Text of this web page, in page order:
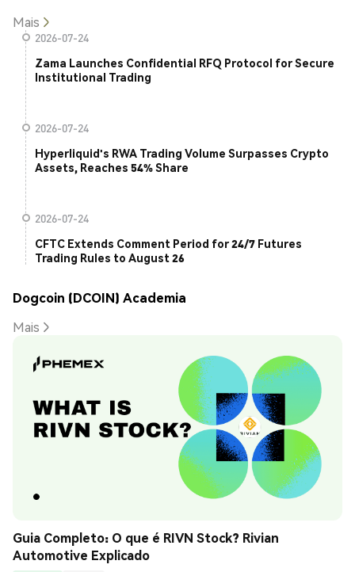
Mais
2026-07-24
Zama Launches Confidential RFQ Protocol for Secure
Institutional Trading
2026-07-24
Hyperliquid's RWA Trading Volume Surpasses Crypto
Assets, Reaches 54% Share
2026-07-24
CFTC Extends Comment Period for 24/7 Futures
Trading Rules to August 26
Dogcoin (DCOIN) Academia
Mais
Guia Completo: O que é RIVN Stock? Rivian
Automotive Explicado